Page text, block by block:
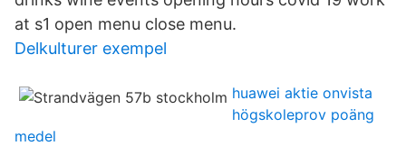
at s1 open menu close menu.
Delkulturer exempel
huawei aktie onvista
högskoleprov poäng
medel